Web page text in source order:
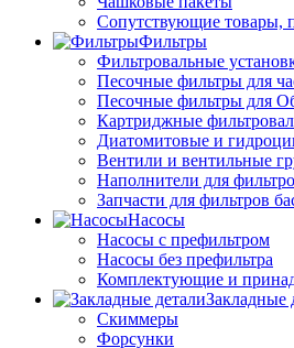
Сопутствующие товары,
Фильтры
Фильтровальные
Песочные фильтры для
Песочные фильтры для
Картриджные
Диатомитовые и
Вентили и вентильные
Наполнители для
Запчасти для фильтров
Насосы
Насосы с префильтром
Насосы без префильтра
Комплектующие и
Закладные
Скиммеры
Форсунки